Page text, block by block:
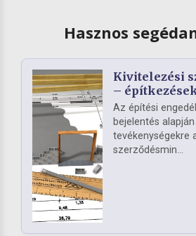
Hasznos
Kivitelezési
–
Az építési
bejelentés
tevékenységekre
szerződésmin...